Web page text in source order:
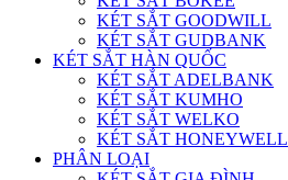
KÉT SẮT GOODWILL
KÉT SẮT GUDBANK
KÉT SẮT HÀN QUỐC
KÉT SẮT ADELBANK
KÉT SẮT KUMHO
KÉT SẮT WELKO
KÉT SẮT HONEYWELL
PHÂN LOẠI